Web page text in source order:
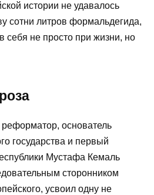
истории не удавалось
сотни литров формальдегида,
себя не просто при жизни, но
основатель
государства и первый
Мустафа Кемаль
сторонником
усвоил одну не